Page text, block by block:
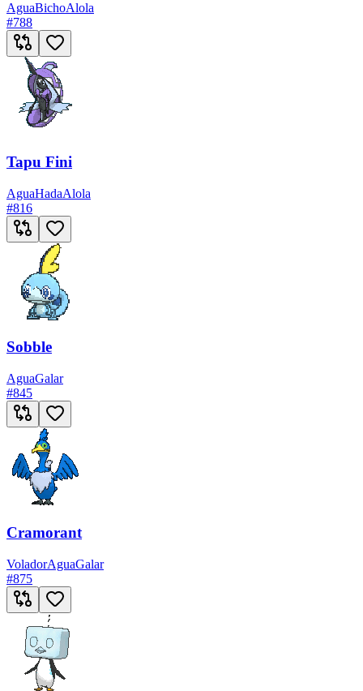
AguaBichoAlola
#788
Tapu Fini
AguaHadaAlola
#816
Sobble
AguaGalar
#845
Cramorant
VoladorAguaGalar
#875